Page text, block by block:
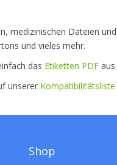
medizinischen Dateien und
und vieles mehr.
das Etiketten PDF aus.
unserer Kompatibilitätsliste
Shop